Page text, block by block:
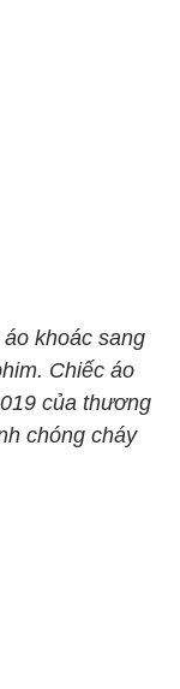
khoác sang
Chiếc áo
của thương
chóng cháy